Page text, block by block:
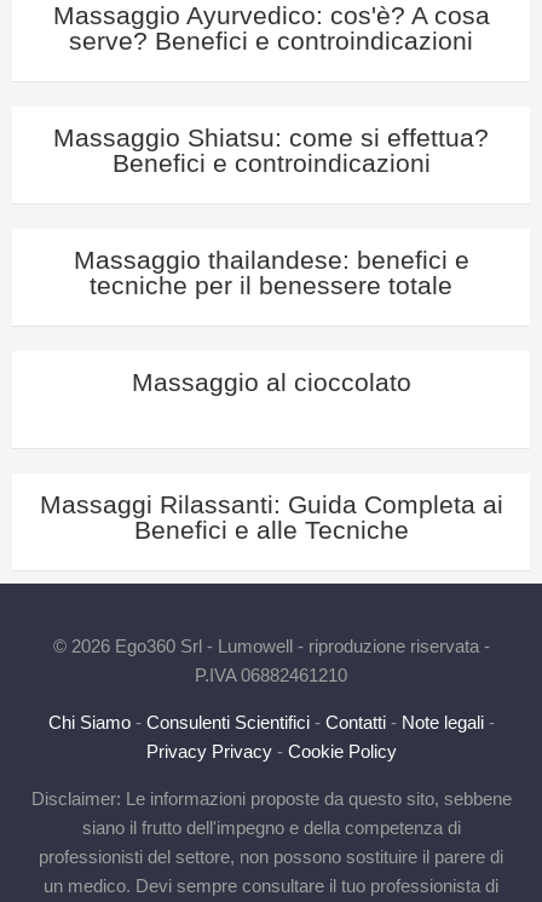
Massaggio Ayurvedico: cos'è? A cosa
serve? Benefici e controindicazioni
Massaggio Shiatsu: come si effettua?
Benefici e controindicazioni
Massaggio thailandese: benefici e
tecniche per il benessere totale
Massaggio al cioccolato
Massaggi Rilassanti: Guida Completa ai
Benefici e alle Tecniche
© 2026 Ego360 Srl - Lumowell - riproduzione riservata -
P.IVA 06882461210
Chi Siamo- Consulenti Scientifici- Contatti- Note legali-
Privacy Privacy- Cookie Policy
Disclaimer: Le informazioni proposte da questo sito, sebbene
siano il frutto dell'impegno e della competenza di
professionisti del settore, non possono sostituire il parere di
un medico. Devi sempre consultare il tuo professionista di